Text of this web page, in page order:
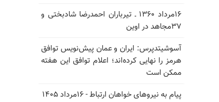
۱۶مرداد ۱۳۶۰ ـ تیرباران احمدرضا شادبختی و
۳۷مجاهد در اوین
آسوشیتدپرس: ایران و عمان پیش‌نویس توافق
هرمز را نهایی کرده‌اند؛ اعلام توافق این هفته
ممکن است
پیام به نیروهای خواهان ارتباط - ۱۶مرداد ۱۴۰۵